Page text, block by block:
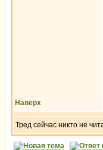
Наверх
Тред сейчас никто не